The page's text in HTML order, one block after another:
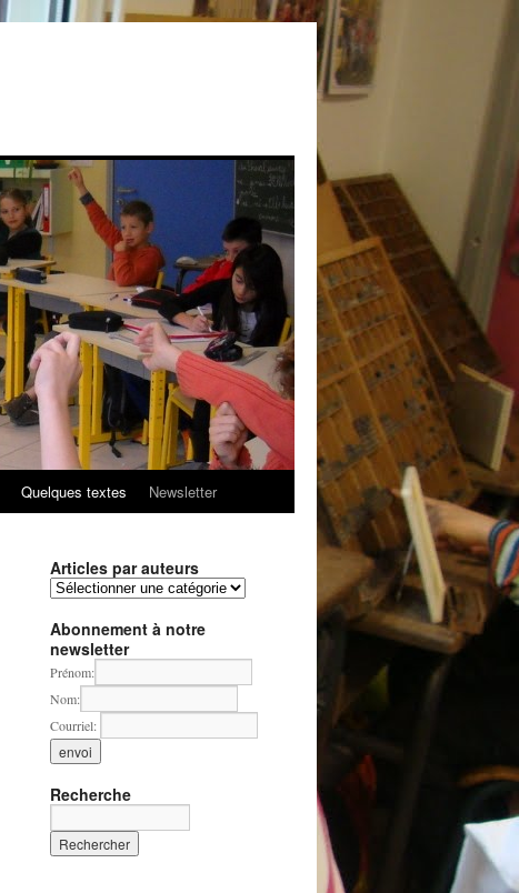
Quelques textes Newsletter
Articles par auteurs
Articles
auteurs
Abonnement à notre
newsletter
Prénom:
Nom:
Courriel:
Recherche